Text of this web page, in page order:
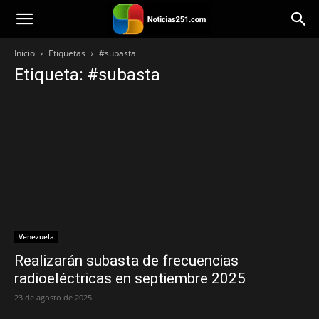
Noticias251
Inicio Etiquetas #subasta
Etiqueta: #subasta
Venezuela
Realizarán subasta de frecuencias
radioeléctricas en septiembre 2025
23 de agosto de 2025